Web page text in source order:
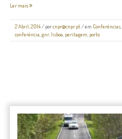
Ler mais
2 Abril, 2014/ porcnpr@cnpr.pt/ em Conferências,
conferência,gnr, lisboa, peritagem, porto